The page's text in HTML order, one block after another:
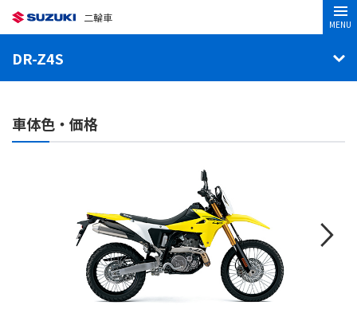
二輪車
MENU
DR-Z4S
車体色・価格